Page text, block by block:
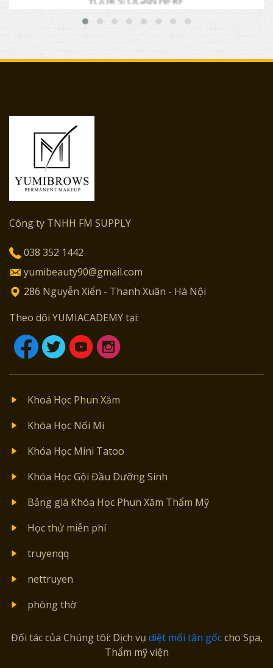
Công ty TNHH FM SUPPLY
038 352 1442
yumibeauty90@gmail.com
286 Nguyễn Xiển - Thanh Xuân - Hà Nội
Theo dõi YUMIACADEMY tại:
Khoá Học Phun Xăm
Khóa Học Nối Mi
Khóa Học Mini Tatoo
Khóa Học Gội Đầu Dưỡng Sinh
Bảng giá Khóa Học Phun Xăm Thẩm Mỹ
Học thử miễn phí
truyenqq
nettruyen
phòng thờ
Đối tác của Chúng tôi: Dịch vụ diệt mối tận gốccho Spa,
Thẩm mỹ viện